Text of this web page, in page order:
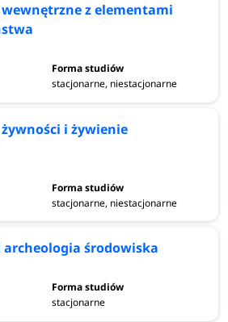
z elementami
stacjonarne, niestacjonarne
i żywienie
stacjonarne, niestacjonarne
środowiska
stacjonarne